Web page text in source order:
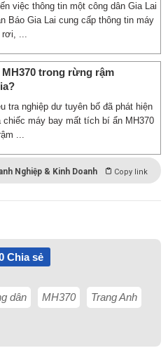
việc thông tin một công dân Gia Lai
Báo Gia Lai cung cấp thông tin máy
rơi, ...
MH370 trong rừng rậm
tra nghiệp dư tuyên bố đã phát hiện
chiếc máy bay mất tích bí ẩn MH370
...
Nghiệp & Kinh Doanh Copy link
Chia sẻ
dân MH370 Trang Anh